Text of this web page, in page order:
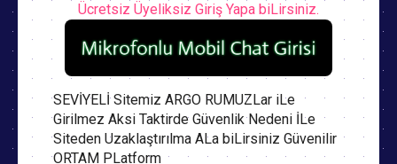
Ücretsiz Üyeliksiz Giriş Yapa biLirsiniz.
SEVİYELİ Sitemiz ARGO RUMUZLar iLe
Girilmez Aksi Taktirde Güvenlik Nedeni İLe
Siteden Uzaklaştırılma ALa biLirsiniz Güvenilir
ORTAM PLatform